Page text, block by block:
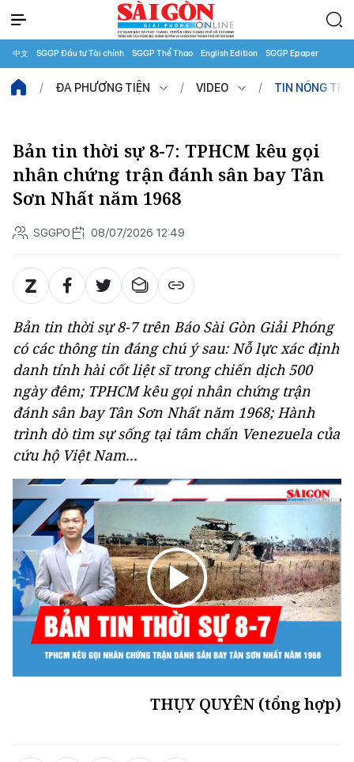
中文 SGGP Đầu tư Tài chính SGGP Thể Thao English Edition SGGP Epaper
ĐA PHƯƠNG TIỆN VIDEO TIN NÓNG
Bản tin thời sự 8-7: TPHCM kêu gọi
nhân chứng trận đánh sân bay Tân
Sơn Nhất năm 1968
SGGPO 08/07/2026 12:49
Bản tin thời sự 8-7 trên Báo Sài Gòn Giải Phóng
có các thông tin đáng chú ý sau: Nỗ lực xác định
danh tính hài cốt liệt sĩ trong chiến dịch 500
ngày đêm; TPHCM kêu gọi nhân chứng trận
đánh sân bay Tân Sơn Nhất năm 1968; Hành
trình dò tìm sự sống tại tâm chấn Venezuela của
cứu hộ Việt Nam...
THỤY QUYÊN (tổng hợp)